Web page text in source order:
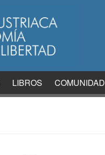
LIBROS COMUNIDAD